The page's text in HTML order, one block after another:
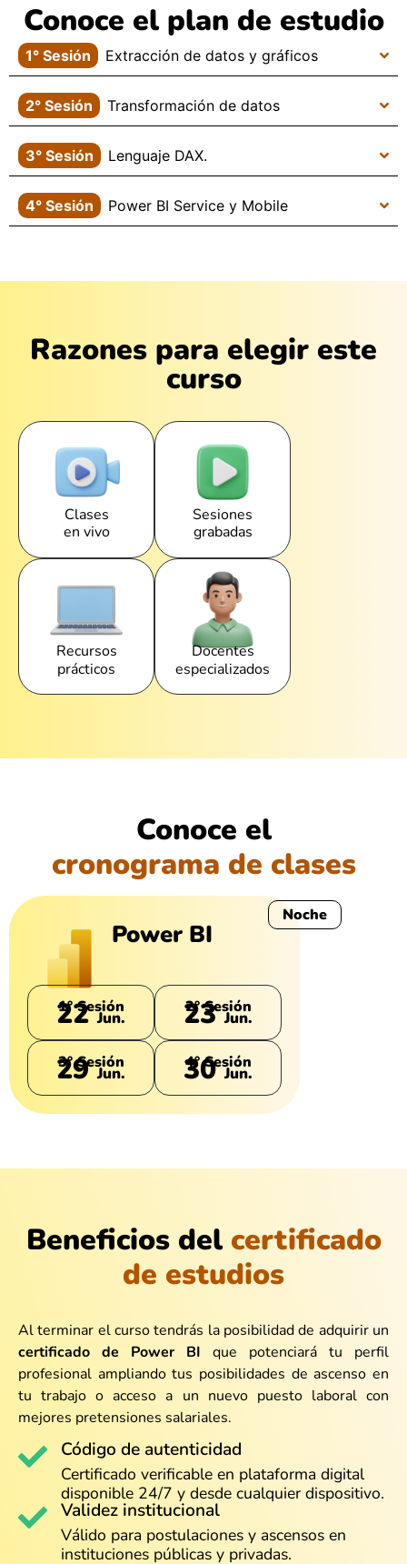
Conoce el plan de estudio
1° Sesión Extracción de datos y gráficos
2° Sesión Transformación de datos
3° Sesión Lenguaje DAX.
4° Sesión Power BI Service y Mobile
Razones para elegir este
curso
Clases
en vivo
Sesiones
grabadas
Recursos
prácticos
Docentes
especializados
Conoce el
cronograma de clases
Power BI
Noche
1° Sesión
22Jun.
2° Sesión
23Jun.
3° Sesión
29Jun.
4° Sesión
30Jun.
Beneficios delcertificado
de estudios
Al terminar el curso tendrás la posibilidad de adquirir un
certificado de Power
BI que potenciará tu perfil
profesional ampliando tus posibilidades de ascenso en
tu trabajo o acceso a un nuevo puesto laboral con
mejores pretensiones salariales.
Código de autenticidad
Certificado verificable en plataforma digital
disponible 24/7 y desde cualquier dispositivo.
Validez institucional
Válido para postulaciones y ascensos en
instituciones públicas y privadas.